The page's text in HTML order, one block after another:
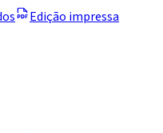
Edição impressa